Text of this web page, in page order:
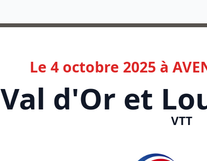
Le 4 octobre 2025 à
Val d'Or et
VTT